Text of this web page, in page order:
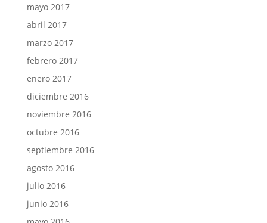
mayo 2017
abril 2017
marzo 2017
febrero 2017
enero 2017
diciembre 2016
noviembre 2016
octubre 2016
septiembre 2016
agosto 2016
julio 2016
junio 2016